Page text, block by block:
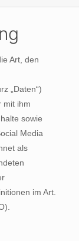
Art, den
„Daten“)
mit ihm
sowie
Media
als
im Art.